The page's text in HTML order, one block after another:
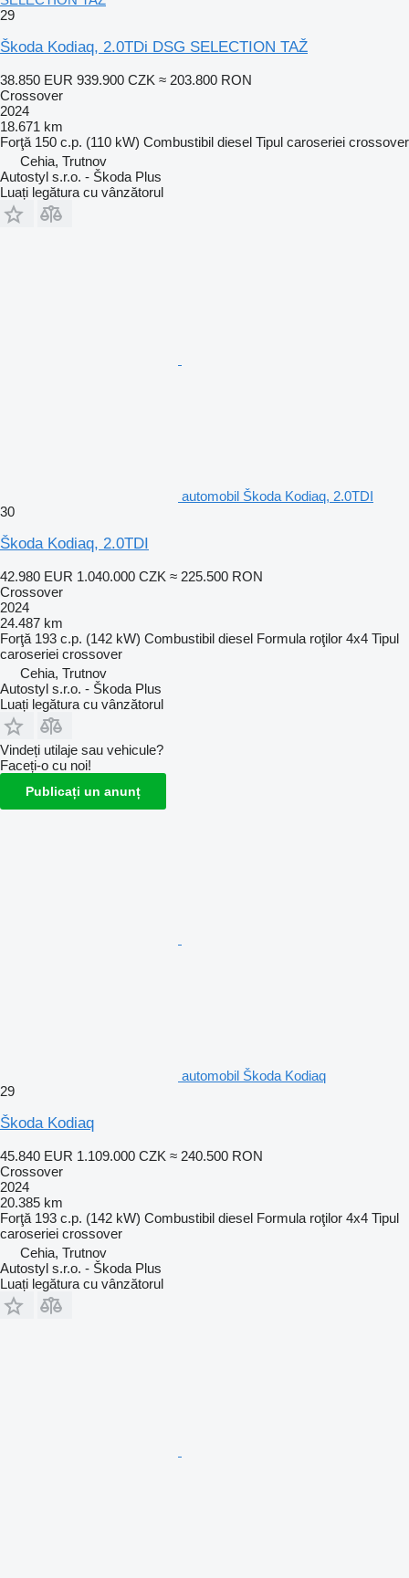
29
Škoda Kodiaq, 2.0TDi DSG SELECTION TAŽ
38.850 EUR 939.900 CZK ≈ 203.800 RON
Crossover
2024
18.671 km
Forţă 150 c.p. (110 kW) Combustibil diesel Tipul caroseriei crossover
Cehia, Trutnov
Autostyl s.r.o. - Škoda Plus
Luați legătura cu vânzătorul
automobil Škoda Kodiaq, 2.0TDI
30
Škoda Kodiaq, 2.0TDI
42.980 EUR 1.040.000 CZK ≈ 225.500 RON
Crossover
2024
24.487 km
Forţă 193 c.p. (142 kW) Combustibil diesel Formula roţilor 4x4 Tipul
caroseriei crossover
Cehia, Trutnov
Autostyl s.r.o. - Škoda Plus
Luați legătura cu vânzătorul
Vindeți utilaje sau vehicule?
Faceți-o cu noi!
Publicați un anunț
automobil Škoda Kodiaq
29
Škoda Kodiaq
45.840 EUR 1.109.000 CZK ≈ 240.500 RON
Crossover
2024
20.385 km
Forţă 193 c.p. (142 kW) Combustibil diesel Formula roţilor 4x4 Tipul
caroseriei crossover
Cehia, Trutnov
Autostyl s.r.o. - Škoda Plus
Luați legătura cu vânzătorul